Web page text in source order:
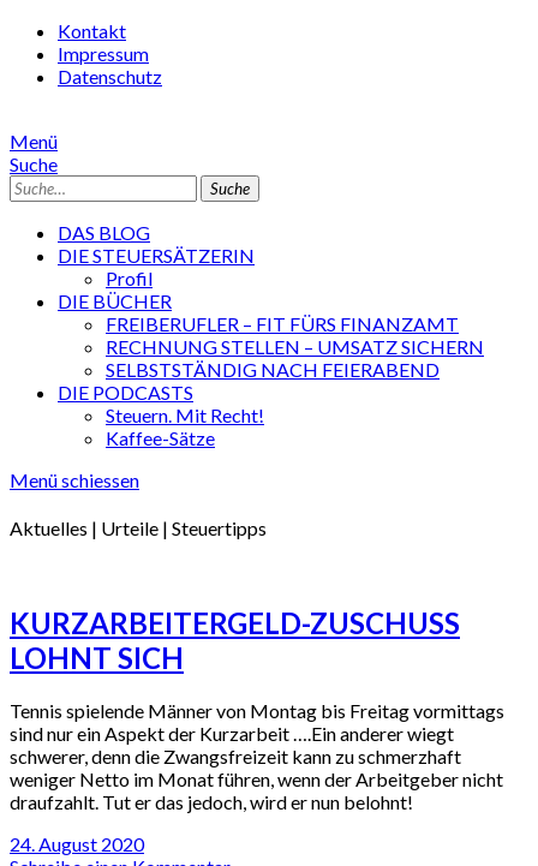
Kontakt
Impressum
Datenschutz
Menü
Suche
Suche
DAS BLOG
DIE STEUERSÄTZERIN
Profil
DIE BÜCHER
FREIBERUFLER – FIT FÜRS FINANZAMT
RECHNUNG STELLEN – UMSATZ SICHERN
SELBSTSTÄNDIG NACH FEIERABEND
DIE PODCASTS
Steuern. Mit Recht!
Kaffee-Sätze
Menü schiessen
Aktuelles | Urteile | Steuertipps
KURZARBEITERGELD-ZUSCHUSS
LOHNT SICH
Tennis spielende Männer von Montag bis Freitag vormittags
sind nur ein Aspekt der Kurzarbeit ….Ein anderer wiegt
schwerer, denn die Zwangsfreizeit kann zu schmerzhaft
weniger Netto im Monat führen, wenn der Arbeitgeber nicht
draufzahlt. Tut er das jedoch, wird er nun belohnt!
24. August 2020